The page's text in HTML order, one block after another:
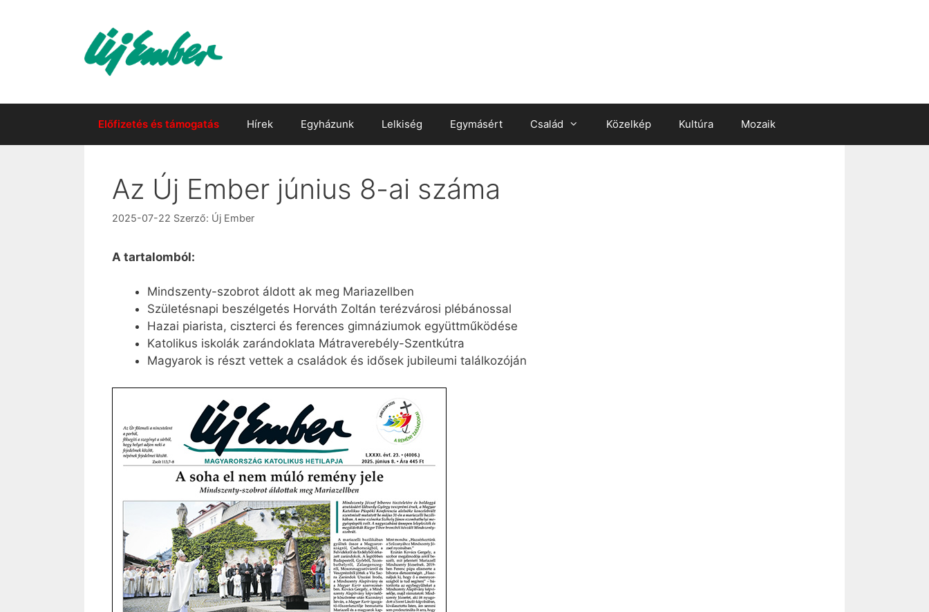
Előfizetés és támogatás Hírek Egyházunk Lelkiség Egymásért Család Közelkép Kultúra Mozaik
Az Új Ember június 8-ai száma
2025-07-22 Szerző: Új Ember
A tartalomból:
Mindszenty-szobrot áldott ak meg Mariazellben
Születésnapi beszélgetés Horváth Zoltán terézvárosi plébánossal
Hazai piarista, ciszterci és ferences gimnáziumok együttműködése
Katolikus iskolák zarándoklata Mátraverebély-Szentkútra
Magyarok is részt vettek a családok és idősek jubileumi találkozóján